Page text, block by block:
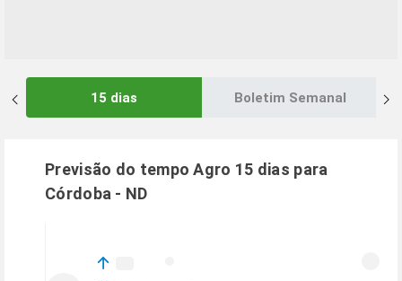
15 dias Boletim Semanal
Previsão do tempo Agro 15 dias para
Córdoba - ND